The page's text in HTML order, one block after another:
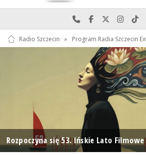
Najlepiej po prostu
Odwiedź nas
Odwiedź
Radio Szczecin » Program Radia Szczecin
Rozpoczyna się 53. Ińskie Lato Filmowe